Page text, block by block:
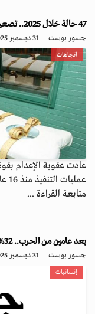
47 حالة خلال 2025.. تصعيد غير مسبوق لعقوبة الإعدام في الولايات المتحدة
جسور بوست 31 ديسمبر 2025 - 15:58
اتجاهات
عادت عقوبة الإعدام
عمليات التنفيذ منذ 16 عاما، فقد شهد عام 2025 تنفيذ 47 عمل...
متابعة القراءة ...
بعد عامين من الحرب.. 32% من الإسرائيليين يحتاجون إلى علاج نفسي
جسور بوست 31 ديسمبر 2025 - 15:45
إنسانيات